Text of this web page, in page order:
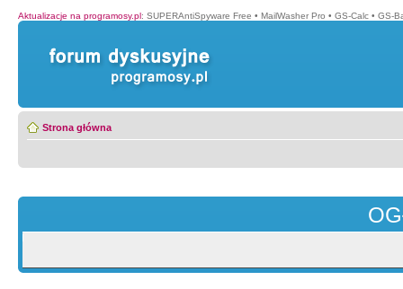
Aktualizacje na programosy.pl: SUPERAntiSpyware Free • MailWasher Pro • GS-Calc • GS-
Strona główna